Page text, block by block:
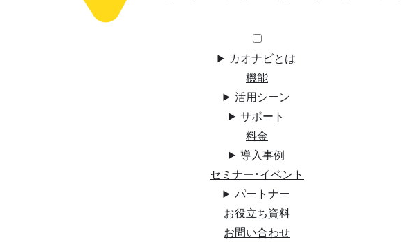
カオナビとは
機能
活用シーン
サポート
料金
導入事例
セミナー・イベント
パートナー
お役立ち資料
お問い合わせ